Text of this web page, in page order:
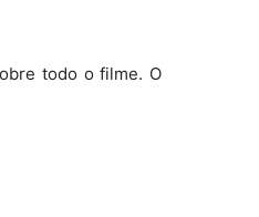
todo o filme. O